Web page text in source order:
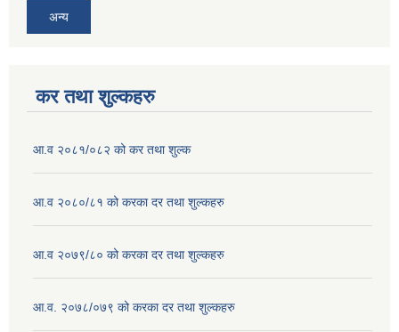
अन्य
कर तथा शुल्कहरु
आ.व २०८१/०८२ को कर तथा शुल्क
आ.व २०८०/८१ को करका दर तथा शुल्कहरु
आ.व २०७९/८० को करका दर तथा शुल्कहरु
आ.व. २०७८/०७९ को करका दर तथा शुल्कहरु